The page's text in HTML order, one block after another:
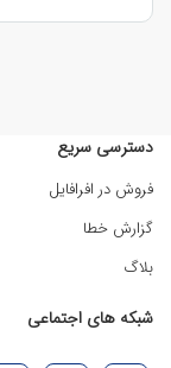
دسترسی سریع
فروش در افرافایل
گزارش خطا
بلاگ
شبکه های اجتماعی